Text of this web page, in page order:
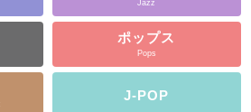
Jazz
ポップス
Pops
J-POP